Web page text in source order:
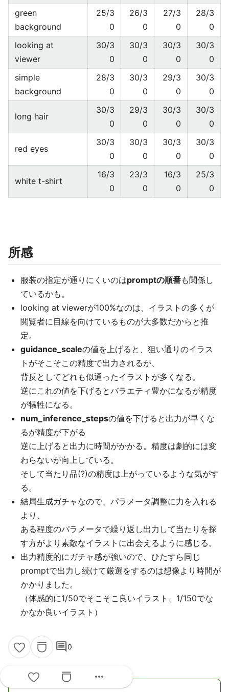
green
background
25/3
0
26/3
0
27/3
0
28/3
0
looking at
viewer
30/3
0
30/3
0
30/3
0
30/3
0
simple
background
28/3
0
30/3
0
29/3
0
30/3
0
long hair
30/3
0
29/3
0
30/3
0
30/3
0
red eyes
30/3
0
30/3
0
30/3
0
30/3
0
white t-shirt
16/3
0
23/3
0
16/3
0
25/3
0
所感
服装の指定が通りにくいのはpromptの順番も関係し
ているかも。
looking at viewerが100%なのは、イラストの多くが
閲覧者に目線を向けているものが大多数だからと推
定。
guidance_scaleの値を上げると、狙い通りのイラス
トがそこそこの精度で出力されるが、
背反としてどれも似通ったイラストが多くなる。
逆にこれの値を下げるとバラエティ豊かになるが精度
が犠牲になる。
num_inference_stepsの値を下げると出力が早くな
るが精度が下がる
逆に上げると出力に時間がかかる。精度は劇的には変
わらないが向上している。
そして当たり品(?)の精度は上がっているような気がす
る。
結局生成ガチャなので、パラメータ調整に力を入れる
より、
ある程度のパラメータで繰り返し出力して当たりを探
す方がより素敵なイラストに出会えるように感じる。
出力精度的にガチャ感が強いので、ひたすら同じ
promptで出力し続けて厳選をするのは想像より時間が
かかりました。
（体感的に1/50でそこそこ良いイラスト、1/150でな
かなか良いイラスト）
comment0
more_horiz